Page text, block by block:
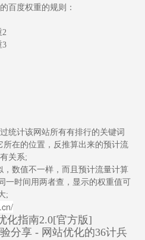
百度权重的规则：
2
3
计该网站所有有排行的关键词
在的位置，反推算出来的预计流
关系;
数值不一样，而且预计流量计算
一时间用两者查，显示的权重值可
;
化指南2.0[官方版]
分享 - 网站优化的36计兵